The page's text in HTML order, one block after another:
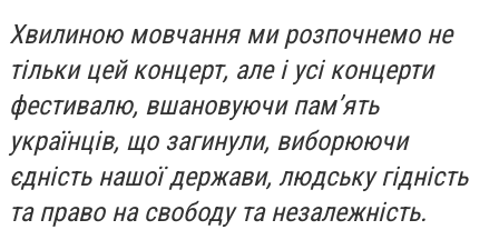
Хвилиною мовчання ми розпочнемо не
тільки цей концерт, але і усі концерти
фестивалю, вшановуючи пам’ять
українців, що загинули, виборюючи
єдність нашої держави, людську гідність
та право на свободу та незалежність.